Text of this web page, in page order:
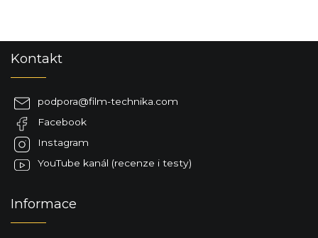
Kontakt
podpora@film-technika.com
Facebook
Instagram
YouTube kanál (recenze i testy)
Informace